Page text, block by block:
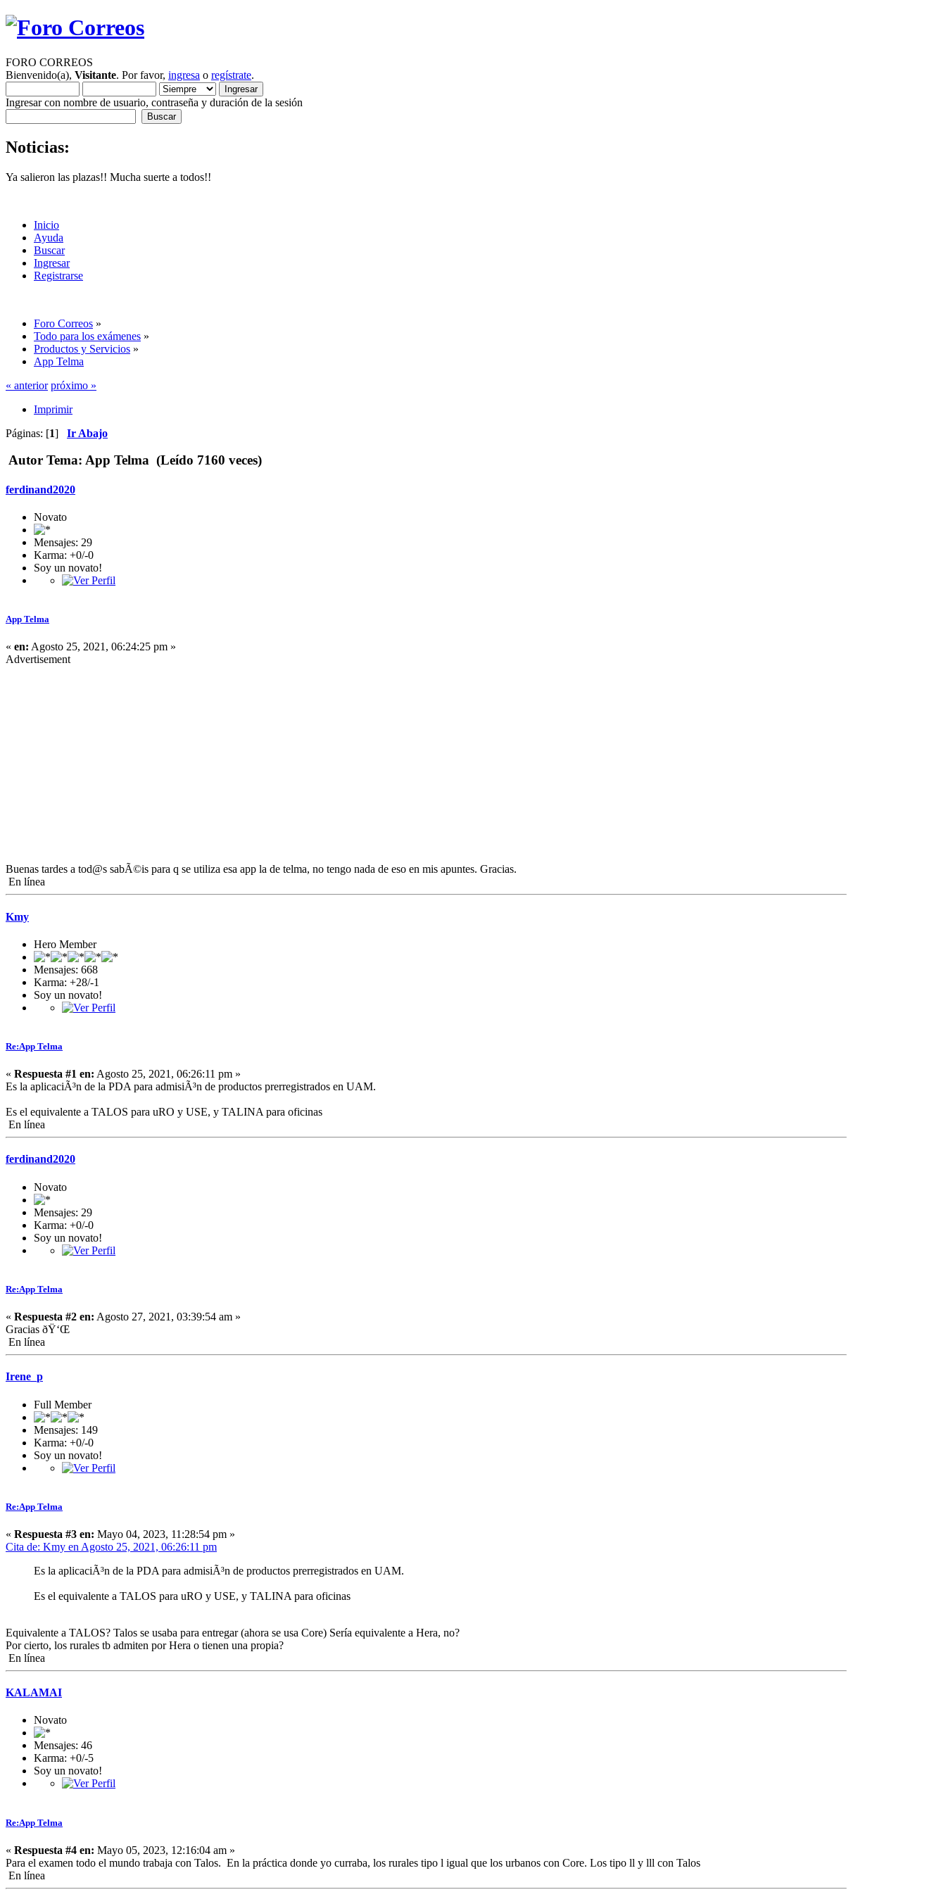
FORO CORREOS
Bienvenido(a), Visitante. Por favor, ingresa o regístrate.
Ingresar con nombre de usuario, contraseña y duración de la sesión
Noticias:
Ya salieron las plazas!! Mucha suerte a todos!!
Inicio
Ayuda
Buscar
Ingresar
Registrarse
Foro Correos »
Todo para los exámenes »
Productos y Servicios »
App Telma
« anterior próximo »
Imprimir
Páginas: [1] Ir Abajo
Autor Tema: App Telma (Leído 7160 veces)
ferdinand2020
Novato
Mensajes: 29
Karma: +0/-0
Soy un novato!
App Telma
« en: Agosto 25, 2021, 06:24:25 pm »
Advertisement
Buenas tardes a tod@s sabÃ©is para q se utiliza esa app la de telma, no tengo nada de eso en mis apuntes. Gracias.
En línea
Kmy
Hero Member
Mensajes: 668
Karma: +28/-1
Soy un novato!
Re:App Telma
« Respuesta #1 en: Agosto 25, 2021, 06:26:11 pm »
Es la aplicaciÃ³n de la PDA para admisiÃ³n de productos prerregistrados en UAM.
Es el equivalente a TALOS para uRO y USE, y TALINA para oficinas
En línea
ferdinand2020
Novato
Mensajes: 29
Karma: +0/-0
Soy un novato!
Re:App Telma
« Respuesta #2 en: Agosto 27, 2021, 03:39:54 am »
Gracias ðŸ‘Œ
En línea
Irene_p
Full Member
Mensajes: 149
Karma: +0/-0
Soy un novato!
Re:App Telma
« Respuesta #3 en: Mayo 04, 2023, 11:28:54 pm »
Cita de: Kmy en Agosto 25, 2021, 06:26:11 pm
Es la aplicaciÃ³n de la PDA para admisiÃ³n de productos prerregistrados en UAM.
Es el equivalente a TALOS para uRO y USE, y TALINA para oficinas
Equivalente a TALOS? Talos se usaba para entregar (ahora se usa Core) Sería equivalente a Hera, no?
Por cierto, los rurales tb admiten por Hera o tienen una propia?
En línea
KALAMAI
Novato
Mensajes: 46
Karma: +0/-5
Soy un novato!
Re:App Telma
« Respuesta #4 en: Mayo 05, 2023, 12:16:04 am »
Para el examen todo el mundo trabaja con Talos. En la práctica donde yo curraba, los rurales tipo l igual que los urbanos con Core. Los tipo ll y lll con Talos
En línea